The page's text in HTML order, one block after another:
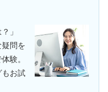
」
疑問を
験。
お試